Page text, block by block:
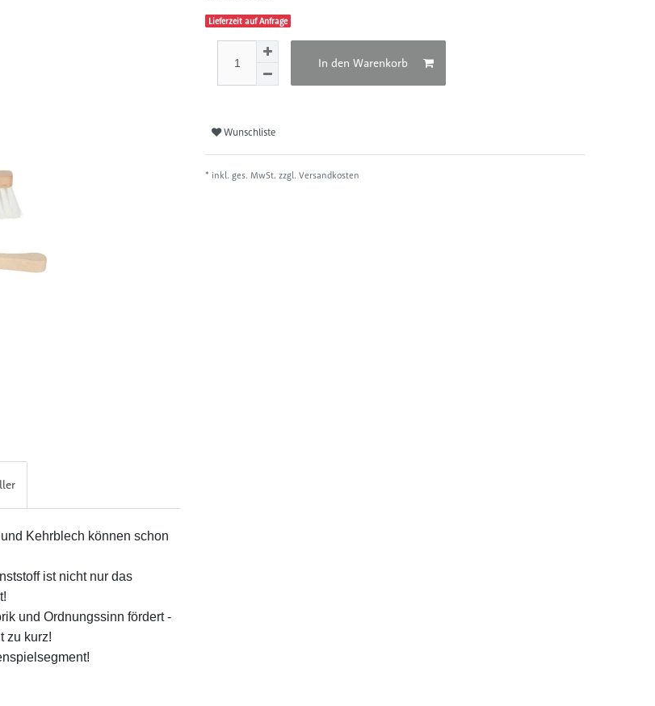
Lieferzeit auf Anfrage
In den Warenkorb
Wunschliste
* inkl. ges. MwSt. zzgl. Versandkosten
Kehrblech können schon
ist nicht nur das
und Ordnungssinn fördert -
zu kurz!